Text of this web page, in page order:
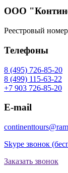
ООО
Реестровый
Телефоны
8 (495) 726-85-20
8 (499) 115-63-22
+7 903 726-85-20
E-mail
Skype звонок
Заказать звонок